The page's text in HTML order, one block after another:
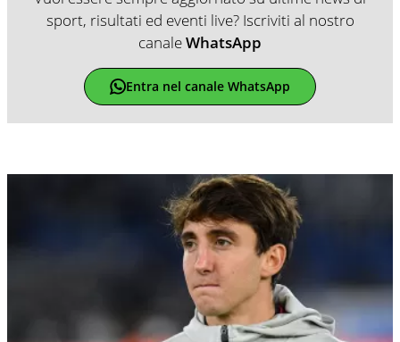
sport, risultati ed eventi live? Iscriviti al nostro
canaleWhatsApp
Entra nel canale WhatsApp